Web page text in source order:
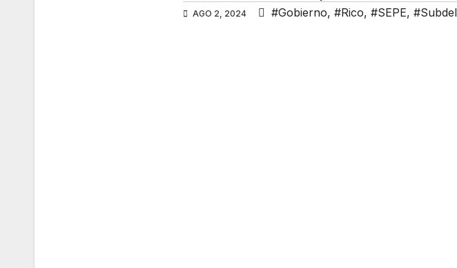
AGO 2, 2024 #Gobierno, #Rico, #SEPE,